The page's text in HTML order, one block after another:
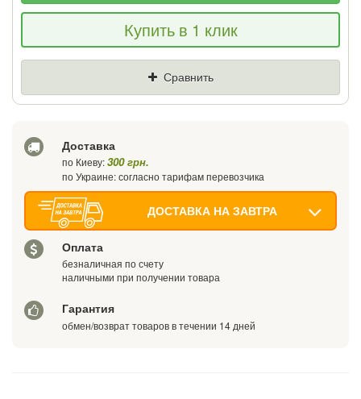
Если Вы найдете товар дешевле - мы
снизим цену и подарим % от разницы
Купить в 1 клик
Сравнить
Доставка
по Киеву:300 грн.
по Украине: согласно тарифам перевозчика
ДОСТАВКА НА ЗАВТРА
Оплата
безналичная по счету
наличными при получении товара
Гарантия
обмен/возврат товаров в течении 14 дней